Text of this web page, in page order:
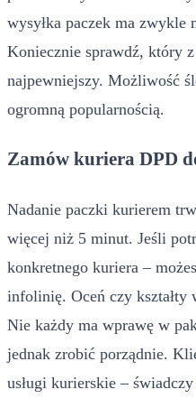
wysyłka paczek ma zwykle
Koniecznie sprawdź, który
najpewniejszy. Możliwość
ogromną popularnością.
Zamów kuriera DPD
Nadanie paczki kurierem
więcej niż 5 minut. Jeśli
konkretnego kuriera –
infolinię. Oceń czy kształty
Nie każdy ma wprawę w
jednak zrobić porządnie.
usługi kurierskie –